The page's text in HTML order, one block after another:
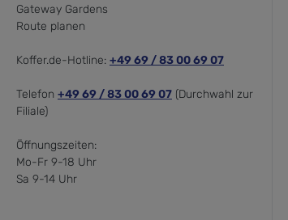
Gateway Gardens
Route planen
Koffer.de-Hotline: +49 69 / 83 00 69 07
Telefon +49 69 / 83 00 69 07 (Durchwahl zur
Filiale)
Öffnungszeiten:
Mo-Fr 9-18 Uhr
Sa 9-14 Uhr